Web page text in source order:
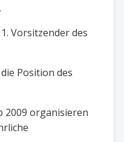
Vorsitzender des
Position des
2009 organisieren